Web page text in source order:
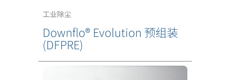
工业除尘
Downflo® Evolution 预组装
(DFPRE)